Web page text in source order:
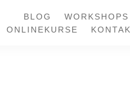
BLOG
ONLINEKURSE